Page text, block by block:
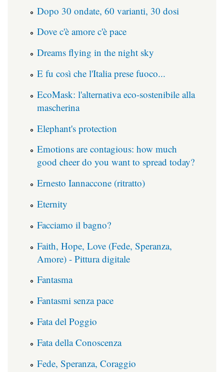
Dopo 30 ondate, 60 varianti, 30 dosi
Dove c'è amore c'è pace
Dreams flying in the night sky
E fu così che l'Italia prese fuoco...
EcoMask: l'alternativa eco-sostenibile alla
mascherina
Elephant's protection
Emotions are contagious: how much
good cheer do you want to spread today?
Ernesto Iannaccone (ritratto)
Eternity
Facciamo il bagno?
Faith, Hope, Love (Fede, Speranza,
Amore) - Pittura digitale
Fantasma
Fantasmi senza pace
Fata del Poggio
Fata della Conoscenza
Fede, Speranza, Coraggio